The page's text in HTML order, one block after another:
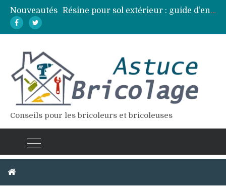
Nouveautés
Résine pour sol extérieur : guide d’entretien et réparation des fissures
Pose d’une dalle béton : 7 erreurs à éviter pour un résultat durable
Conseils pour les bricoleurs et bricoleuses
Procéder soi-même à